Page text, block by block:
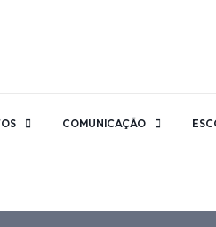
COMUNICAÇÃO